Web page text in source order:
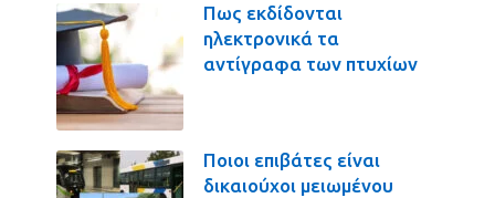
Πως εκδίδονται
ηλεκτρονικά τα
αντίγραφα των πτυχίων
Ποιοι επιβάτες είναι
δικαιούχοι μειωμένου